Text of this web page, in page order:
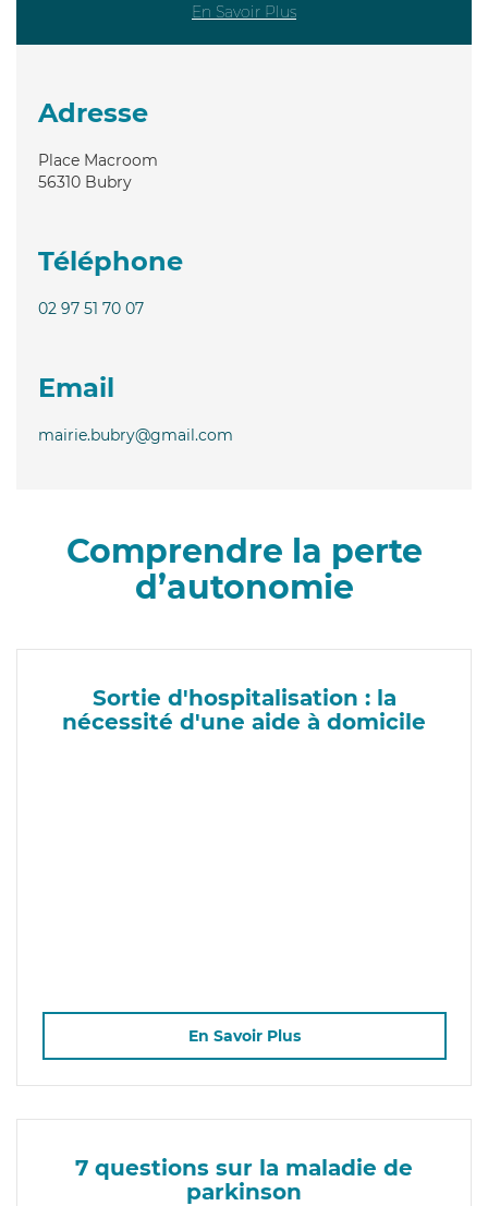
En Savoir Plus
Adresse
Place Macroom
56310 Bubry
Téléphone
02 97 51 70 07
Email
mairie.bubry@gmail.com
Comprendre la perte
d’autonomie
Sortie d'hospitalisation : la
nécessité d'une aide à domicile
En Savoir Plus
7 questions sur la maladie de
parkinson